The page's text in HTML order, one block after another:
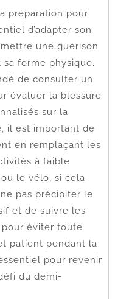
préparation pour
d’adapter son
une guérison
forme physique.
de consulter un
évaluer la blessure
sur la
il est important de
en remplaçant les
à faible
le vélo, si cela
pas précipiter le
et de suivre les
éviter toute
patient pendant la
pour revenir
du demi-